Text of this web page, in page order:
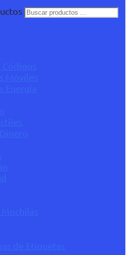
Códigos
Móviles
Energía
de Etiquetas